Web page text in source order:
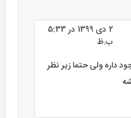
2 دی 1399 در 5:33
ب.ظ
داره ولی حتما زیر نظر